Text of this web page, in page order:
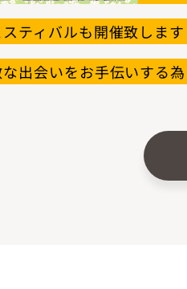
ティバルも開催致します
出会いをお手伝いする